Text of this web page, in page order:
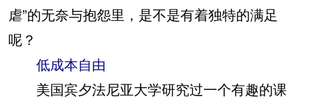
虐”的无奈与抱怨里，是不是有着独特的满足
呢？
低成本自由
美国宾夕法尼亚大学研究过一个有趣的课